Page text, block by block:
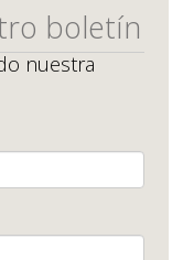
boletín
nuestra